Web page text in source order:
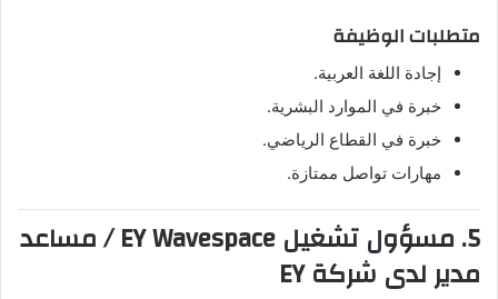
متطلبات الوظيفة
إجادة اللغة العربية.
خبرة في الموارد البشرية.
خبرة في القطاع الرياضي.
مهارات تواصل ممتازة.
5. مسؤول تشغيل EY Wavespace / مساعد
مدير لدى شركة EY